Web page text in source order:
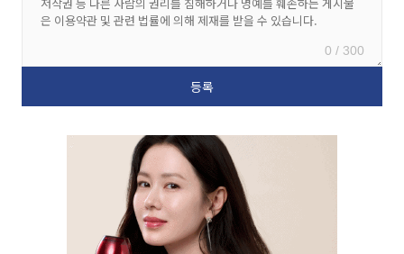
0 / 300